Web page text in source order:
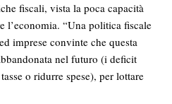
fiscali, vista la poca capacità
l’economia. “Una politica fiscale
imprese convinte che questa
nel futuro (i deficit
o ridurre spese), per lottare